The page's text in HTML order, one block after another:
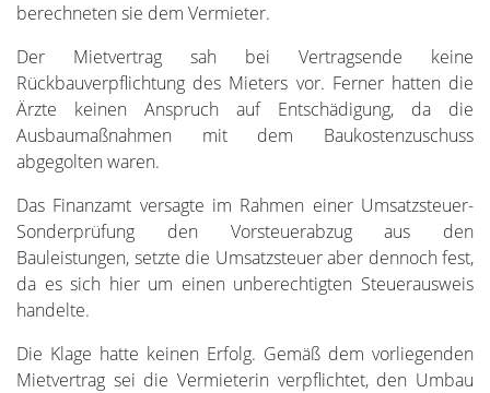
berechneten sie dem Vermieter.
Der Mietvertrag sah bei Vertragsende keine
Rückbauverpflichtung des Mieters vor. Ferner hatten die
Ärzte keinen Anspruch auf Entschädigung, da die
Ausbaumaßnahmen mit dem Baukostenzuschuss
abgegolten waren.
Das Finanzamt versagte im Rahmen einer Umsatzsteuer-
Sonderprüfung den Vorsteuerabzug aus den
Bauleistungen, setzte die Umsatzsteuer aber dennoch fest,
da es sich hier um einen unberechtigten Steuerausweis
handelte.
Die Klage hatte keinen Erfolg. Gemäß dem vorliegenden
Mietvertrag sei die Vermieterin verpflichtet, den Umbau